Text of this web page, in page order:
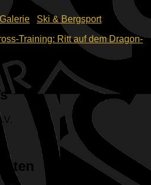
Galerie
Ski & Bergsport
Training: Ritt auf dem Dragon-